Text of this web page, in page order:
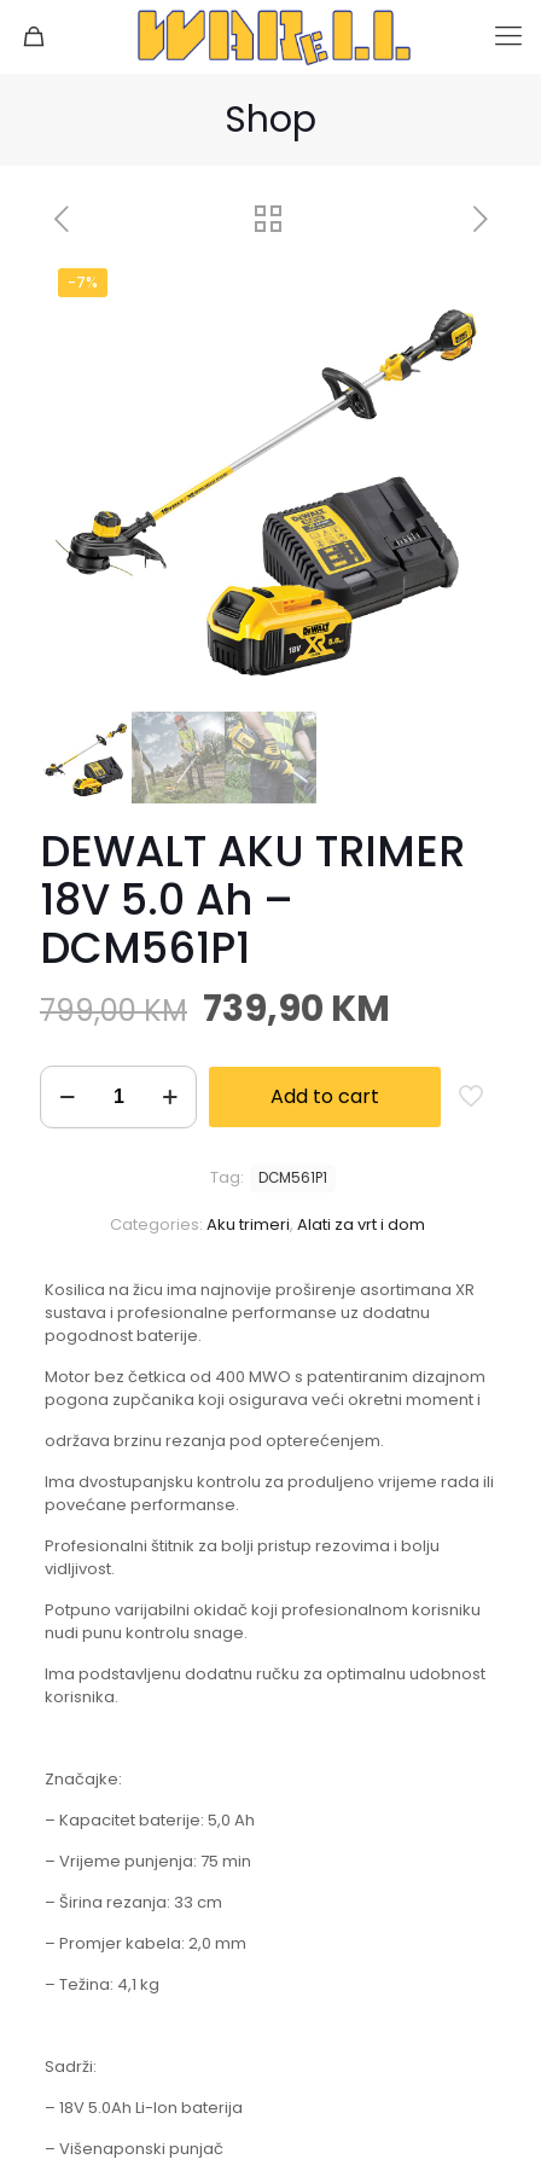
Shop
-7%
DEWALT AKU TRIMER
18V 5.0 Ah –
DCM561P1
799,00KM 739,90 KM
Add to cart
Categories: Aku trimeri, Alati za vrt i dom
Tag: DCM561P1
Kosilica na žicu ima najnovije proširenje asortimana XR
sustava i profesionalne performanse uz dodatnu
pogodnost baterije.
Motor bez četkica od 400 MWO s patentiranim dizajnom
pogona zupčanika koji osigurava veći okretni moment i
održava brzinu rezanja pod opterećenjem.
Ima dvostupanjsku kontrolu za produljeno vrijeme rada ili
povećane performanse.
Profesionalni štitnik za bolji pristup rezovima i bolju
vidljivost.
Potpuno varijabilni okidač koji profesionalnom korisniku
nudi punu kontrolu snage.
Ima podstavljenu dodatnu ručku za optimalnu udobnost
korisnika.
Značajke:
– Kapacitet baterije: 5,0 Ah
– Vrijeme punjenja: 75 min
– Širina rezanja: 33 cm
– Promjer kabela: 2,0 mm
– Težina: 4,1 kg
Sadrži:
– 18V 5.0Ah Li-Ion baterija
– Višenaponski punjač